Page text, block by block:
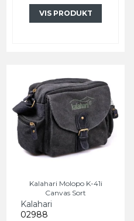
VIS PRODUKT
Kalahari Molopo K-41i
Canvas Sort
Kalahari
02988